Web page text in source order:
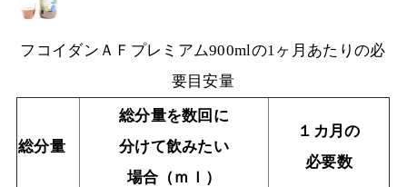
フコイダンＡＦプレミアム900mlの1ヶ月あたりの必
要目安量
総分量
総分量を数回に
分けて飲みたい
場合（ｍｌ）
１カ月の
必要数